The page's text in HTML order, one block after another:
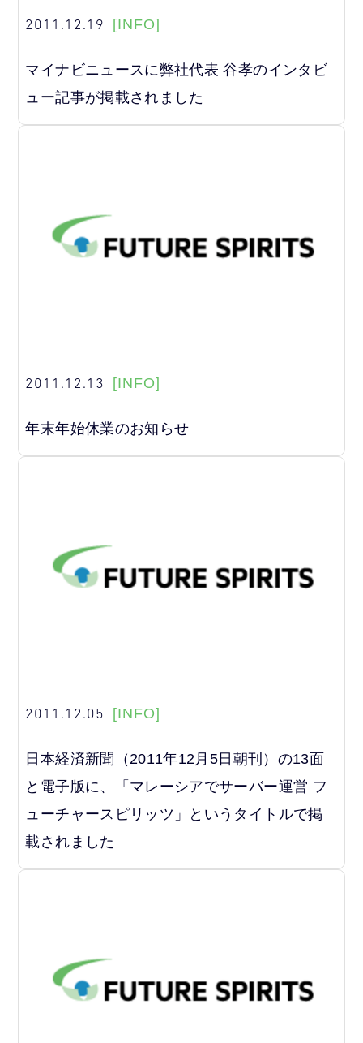
2011.12.19 [INFO]
マイナビニュースに弊社代表 谷孝のインタビ
ュー記事が掲載されました
2011.12.13 [INFO]
年末年始休業のお知らせ
2011.12.05 [INFO]
日本経済新聞（2011年12月5日朝刊）の13面
と電子版に、「マレーシアでサーバー運営 フ
ューチャースピリッツ」というタイトルで掲
載されました